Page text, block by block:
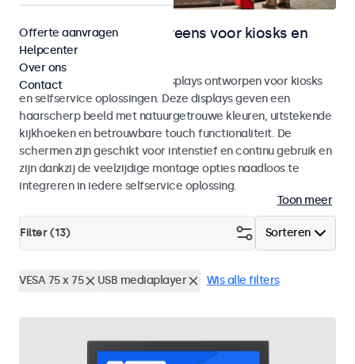
Monitoren en touchscreens voor kiosks en
selfservice
Monitoren en touchscreen displays ontworpen voor kiosks
en selfservice oplossingen. Deze displays geven een
haarscherp beeld met natuurgetrouwe kleuren, uitstekende
kijkhoeken en betrouwbare touch functionaliteit. De
schermen zijn geschikt voor intenstief en continu gebruik en
zijn dankzij de veelzijdige montage opties naadloos te
integreren in iedere selfservice oplossing.
Toon meer
Sorteren
Filter (13)
VESA 75 x 75 USB mediaplayer Wis alle filters
Offerte aanvragen
Helpcenter
Over ons
Contact